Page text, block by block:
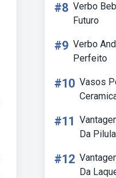
#8 Verbo
Futuro
#9 Verbo
Perfeito
#10 Vasos
#11
Da
#12
Da